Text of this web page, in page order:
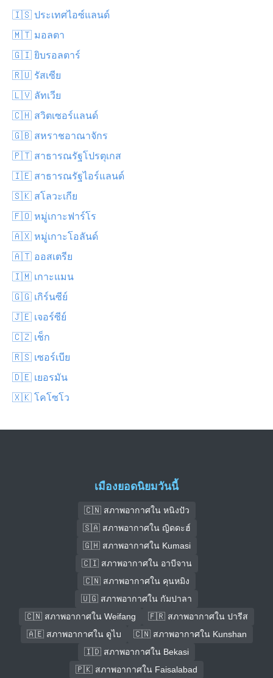
🇮🇸 ประเทศไอซ์แลนด์
🇲🇹 มอลตา
🇬🇮 ยิบรอลตาร์
🇷🇺 รัสเซีย
🇱🇻 ลัทเวีย
🇨🇭 สวิตเซอร์แลนด์
🇬🇧 สหราชอาณาจักร
🇵🇹 สาธารณรัฐโปรตุเกส
🇮🇪 สาธารณรัฐไอร์แลนด์
🇸🇰 สโลวะเกีย
🇫🇴 หมู่เกาะฟาร์โร
🇦🇽 หมู่เกาะโอลันด์
🇦🇹 ออสเตรีย
🇮🇲 เกาะแมน
🇬🇬 เกิร์นซีย์
🇯🇪 เจอร์ซีย์
🇨🇿 เช็ก
🇷🇸 เซอร์เบีย
🇩🇪 เยอรมัน
🇽🇰 โคโซโว
เมืองยอดนิยมวันนี้
🇨🇳 สภาพอากาศใน หนิงปัว
🇸🇦 สภาพอากาศใน ญิดดะฮ์
🇬🇭 สภาพอากาศใน Kumasi
🇨🇮 สภาพอากาศใน อาบีจาน
🇨🇳 สภาพอากาศใน คุนหมิง
🇺🇬 สภาพอากาศใน กัมปาลา
🇨🇳 สภาพอากาศใน Weifang
🇫🇷 สภาพอากาศใน ปารีส
🇦🇪 สภาพอากาศใน ดูไบ
🇨🇳 สภาพอากาศใน Kunshan
🇮🇩 สภาพอากาศใน Bekasi
🇵🇰 สภาพอากาศใน Faisalabad